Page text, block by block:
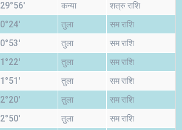
29°56' कन्या शत्रु राशि
0°24' तुला सम राशि
0°53' तुला सम राशि
1°22' तुला सम राशि
1°51' तुला सम राशि
2°20' तुला सम राशि
2°50' तुला सम राशि